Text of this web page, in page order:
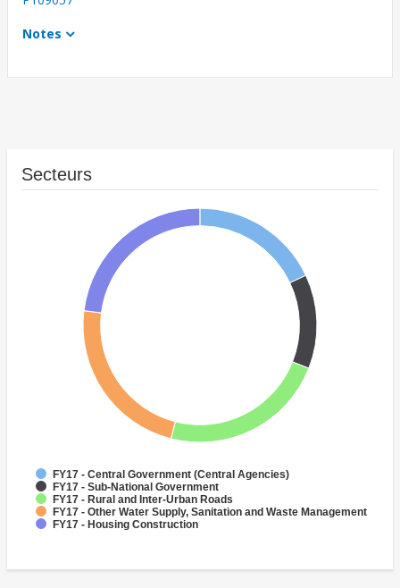
Notes
Secteurs
FY17 - Central Government (Central Agencies)
FY17 - Sub-National Government
FY17 - Rural and Inter-Urban Roads
FY17 - Other Water Supply, Sanitation and Waste Management
FY17 - Housing Construction